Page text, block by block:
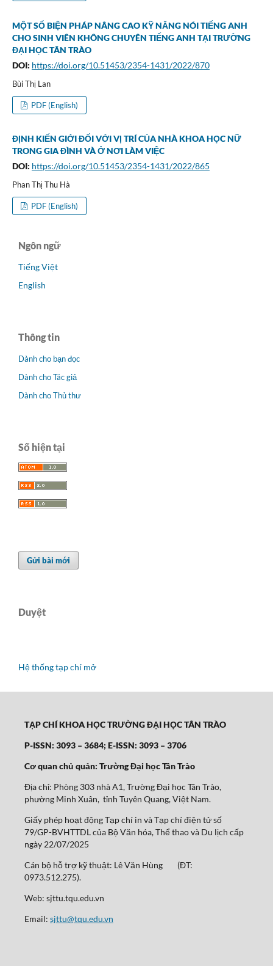
MỘT SỐ BIỆN PHÁP NÂNG CAO KỸ NĂNG NÓI TIẾNG ANH
CHO SINH VIÊN KHÔNG CHUYÊN TIẾNG ANH TẠI TRƯỜNG
ĐẠI HỌC TÂN TRÀO
DOI: https://doi.org/10.51453/2354-1431/2022/870
Bùi Thị Lan
PDF (English)
ĐỊNH KIẾN GIỚI ĐỐI VỚI VỊ TRÍ CỦA NHÀ KHOA HỌC NỮ
TRONG GIA ĐÌNH VÀ Ở NƠI LÀM VIỆC
DOI: https://doi.org/10.51453/2354-1431/2022/865
Phan Thị Thu Hà
PDF (English)
Ngôn ngữ
Tiếng Việt
English
Thông tin
Dành cho bạn đọc
Dành cho Tác giả
Dành cho Thủ thư
Số hiện tại
Gửi bài mới
Duyệt
Hệ thống tạp chí mở
TẠP CHÍ KHOA HỌC TRƯỜNG ĐẠI HỌC TÂN TRÀO
P-ISSN: 3093 – 3684; E-ISSN: 3093 – 3706
Cơ quan chủ quản: Trường Đại học Tân Trào
Địa chỉ: Phòng 303 nhà A1, Trường Đại học Tân Trào,
phường Minh Xuân, tỉnh Tuyên Quang, Việt Nam.
Giấy phép hoạt động Tạp chí in và Tạp chí điện tử số
79/GP-BVHTTDL của Bộ Văn hóa, Thể thao và Du lịch cấp
ngày 22/07/2025
Cán bộ hỗ trợ kỹ thuật: Lê Văn Hùng (ĐT:
0973.512.275).
Web: sjttu.tqu.edu.vn
Email: sjttu@tqu.edu.vn